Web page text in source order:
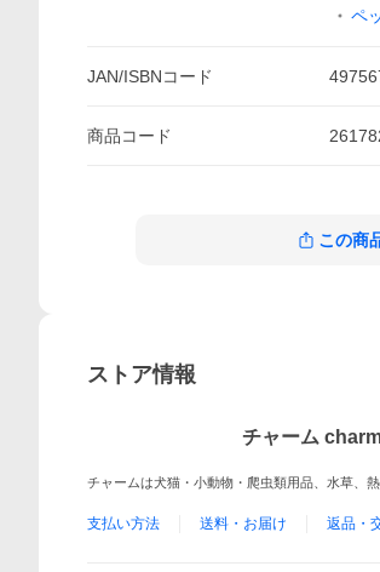
ペ
JAN/ISBNコード
商品コード
この商
ストア情報
チャーム
チャームは犬猫・小動物・爬虫類用品、水草、
支払い方法 送料・お届け 返品・